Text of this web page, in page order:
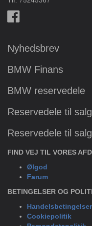
Nyhedsbrev
BMW Finans
BMW reservedele
Reservedele til
Reservedele til
FIND VEJ TIL VORES
Ølgod
Farum
BETINGELSER OG
Handelsbetingelser
Cookiepolitik